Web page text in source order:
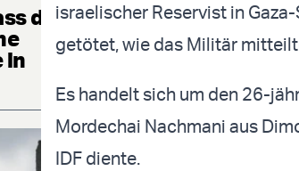
die
in
israelischer Reservist in
getötet, wie das Militär
Es handelt sich um den 26-
Mordechai Nachmani aus
IDF diente.